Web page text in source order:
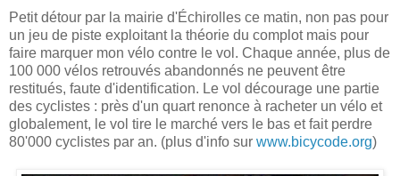
Petit détour par la mairie d'Échirolles ce matin, non pas pour
un jeu de piste exploitant la théorie du complot mais pour
faire marquer mon vélo contre le vol. Chaque année, plus de
100 000 vélos retrouvés abandonnés ne peuvent être
restitués, faute d'identification. Le vol décourage une partie
des cyclistes : près d'un quart renonce à racheter un vélo et
globalement, le vol tire le marché vers le bas et fait perdre
80'000 cyclistes par an. (plus d'info sur www.bicycode.org)